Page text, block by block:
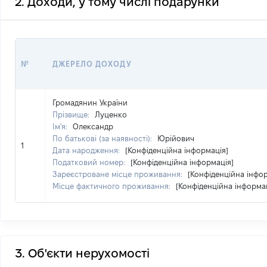
№ ДЖЕРЕЛО ДОХОДУ
1
Громадянин України
Прізвище:
Луценко
Ім'я:
Олександр
По батькові (за наявності):
Юрійович
Дата народження:
[Конфіденційна інформація]
Податковий номер:
[Конфіденційна інформація]
Зареєстроване місце проживання:
[Конфіденційна
Місце фактичного проживання:
[Конфіденційна
3. Об'єкти нерухомості